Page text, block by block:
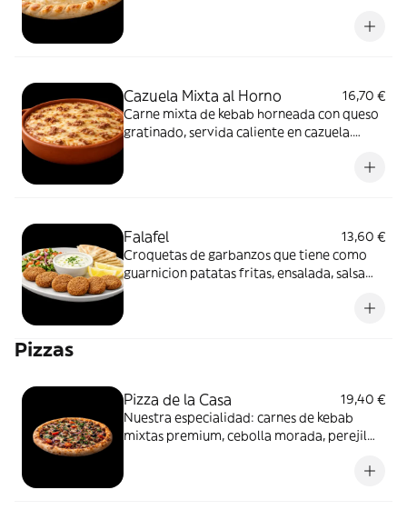
Cazuela Mixta al Horno
16,70 €
Carne mixta de kebab horneada con queso
gratinado, servida caliente en cazuela.
Falafel
13,60 €
Croquetas de garbanzos que tiene como
guarnicion patatas fritas, ensalada, salsa
Pizzas
Pizza de la Casa
19,40 €
Nuestra especialidad: carnes de kebab
mixtas premium, cebolla morada, perejil